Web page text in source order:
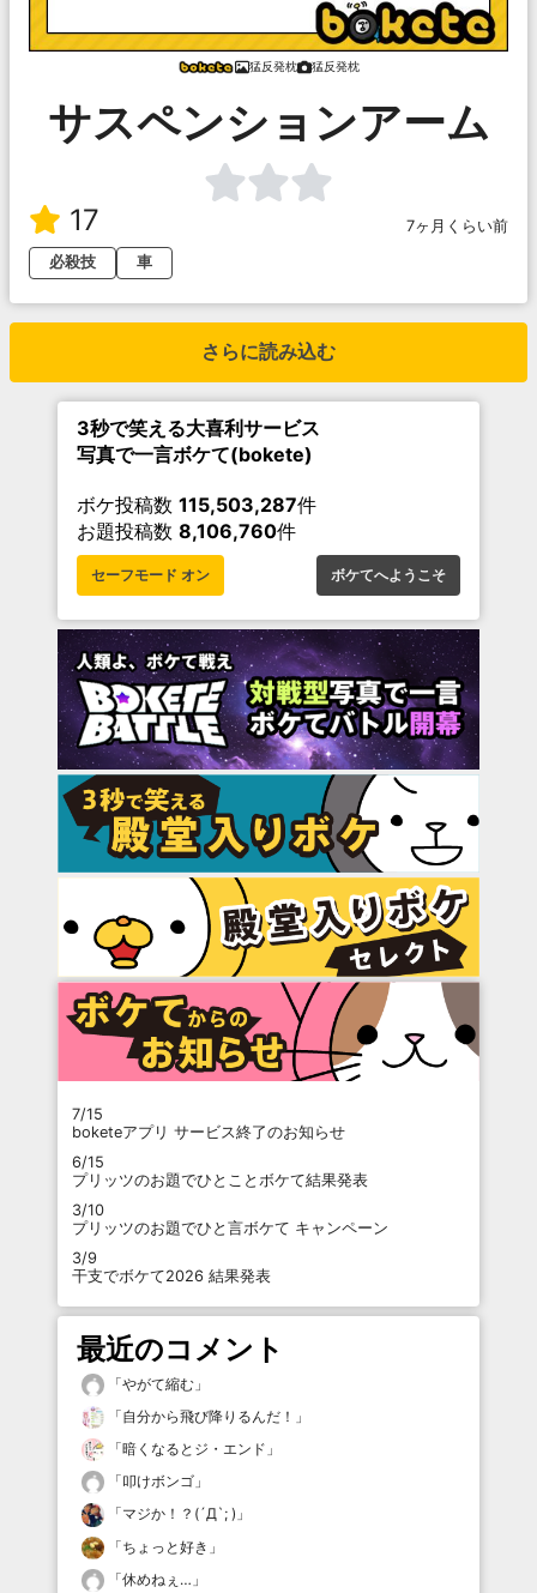
猛反発枕 猛反発枕
サスペンションアーム
17
7ヶ月くらい前
必殺技
車
さらに読み込む
3秒で笑える大喜利サービス
写真で一言ボケて(bokete)
ボケ投稿数 115,503,287件
お題投稿数 8,106,760件
セーフモード オン ボケてへようこそ
7/15
boketeアプリ サービス終了のお知らせ
6/15
プリッツのお題でひとことボケて結果発表
3/10
プリッツのお題でひと言ボケて キャンペーン
3/9
干支でボケて2026 結果発表
最近のコメント
「やがて縮む 」
「自分から飛び降りるんだ！ 」
「暗くなるとジ・エンド 」
「叩けボンゴ 」
「マジか！？(´Д`; ) 」
「ちょっと好き 」
「休めねぇ… 」